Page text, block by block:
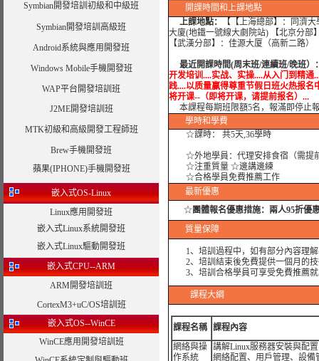
Symbian開發培訓初級和中級班
Symbian開發培訓高級班
Android系統與應用開發班
Windows Mobile手機開發班
WAP平台開發培訓班
J2ME開發培訓班
MTK初級和高級開發工程師班
Brew手機開發班
蘋果(IPHONE)手機開發班
嵌入式OS-Linux
Linux應用開發班
嵌入式Linux系統開發班
嵌入式Linux驅動開發班
嵌入式CPU--ARM
ARM開發培訓班
CortexM3+uC/OS培訓班
嵌入式OS--WinCE
WinCE應用開發培訓班
開課時間和上課地點
上課地點：
【【上海總部】：同濟
大廈(地鐵一號線大劇院站) 【北京分部
【武漢分部】：佳源大厦（高新二路
最近開課時間(周末班/連續班/晚班）
开发培训....实战、实操....从入门到精通
践....以质量赢得尊重节假日班火热报名
将开课--（即将开课，请提前报名）...
本課程每期班限額5名，報滿即停止
學時和學費
☆課時： 共5天,36學時
☆外地學員：代理安排食宿（需提
☆注重質量 ☆邊講邊練
☆合格學員免費推薦工作
最新優惠
☆ 團體報名優惠措施： 兩人95折優
質量保障
1、培訓過程中，如有部分內容理解
2、培訓結束後免費提供一個月的技
3、培訓合格學員可享受免費推薦就
課程大綱
課程名稱
課程內容
網絡與操
作系統
講解Linux服務器安裝與配
網絡配置、用戶管理、設備